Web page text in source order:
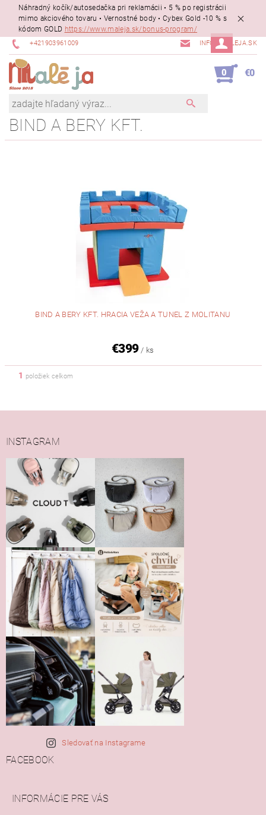
Náhradný kočík/autosedačka pri reklamácii • 5 % po registrácii
mimo akciového tovaru • Vernostné body • Cybex Gold -10 % s
kódom GOLD https://www.maleja.sk/bonus-program/
+421903961009 INFO@MALEJA.SK
0 €0
BIND A BERY KFT.
BIND A BERY KFT. HRACIA VEŽA A TUNEL Z MOLITANU
€399 / ks
1 položiek celkom
INSTAGRAM
Sledovať na Instagrame
FACEBOOK
INFORMÁCIE PRE VÁS